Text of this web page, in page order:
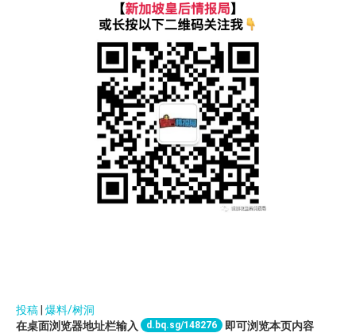
投稿 爆料/树洞
在桌面浏览器地址栏输入
d.bq.sg/148276 即可浏览本页内容